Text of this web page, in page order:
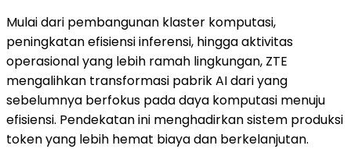
Mulai dari pembangunan klaster komputasi,
peningkatan efisiensi inferensi, hingga aktivitas
operasional yang lebih ramah lingkungan, ZTE
mengalihkan transformasi pabrik AI dari yang
sebelumnya berfokus pada daya komputasi menuju
efisiensi. Pendekatan ini menghadirkan sistem produksi
token yang lebih hemat biaya dan berkelanjutan.